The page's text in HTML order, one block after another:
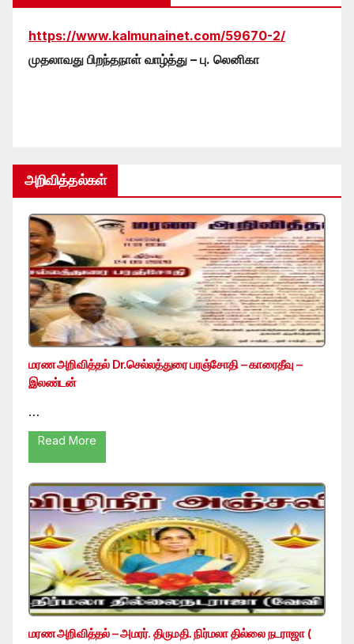
https://www.kalmunainet.com/59670-2/
முதலாவது பிறந்தநாள் வாழ்த்து – பு. லெனிகா
அறிவித்தல்கள்
மரண அறிவித்தல் Dr.செல்லத்துரை பரஞ்சோதி – காரைதீவு –
இலண்டன்
…
Read More
மரண அறிவித்தல் – அமரர். திருமதி. நிர்மலா தில்லை நடராஜா (